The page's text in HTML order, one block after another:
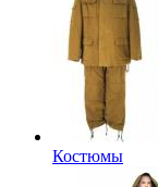
Костюмы